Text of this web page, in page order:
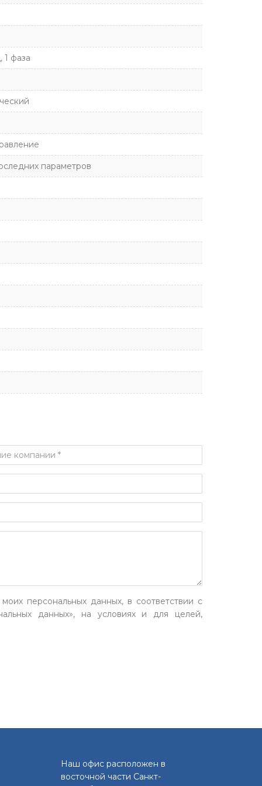
1 фаза
параметров
персональных данных, в соответствии с
данных», на условиях и для целей,
Наш офис расположен в
восточной части Санкт-